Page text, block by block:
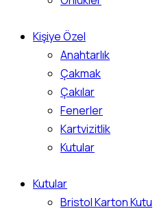
Kişiye Özel
Anahtarlık
Çakmak
Çakılar
Fenerler
Kartvizitlik
Kutular
Kutular
Bristol Karton Kutu